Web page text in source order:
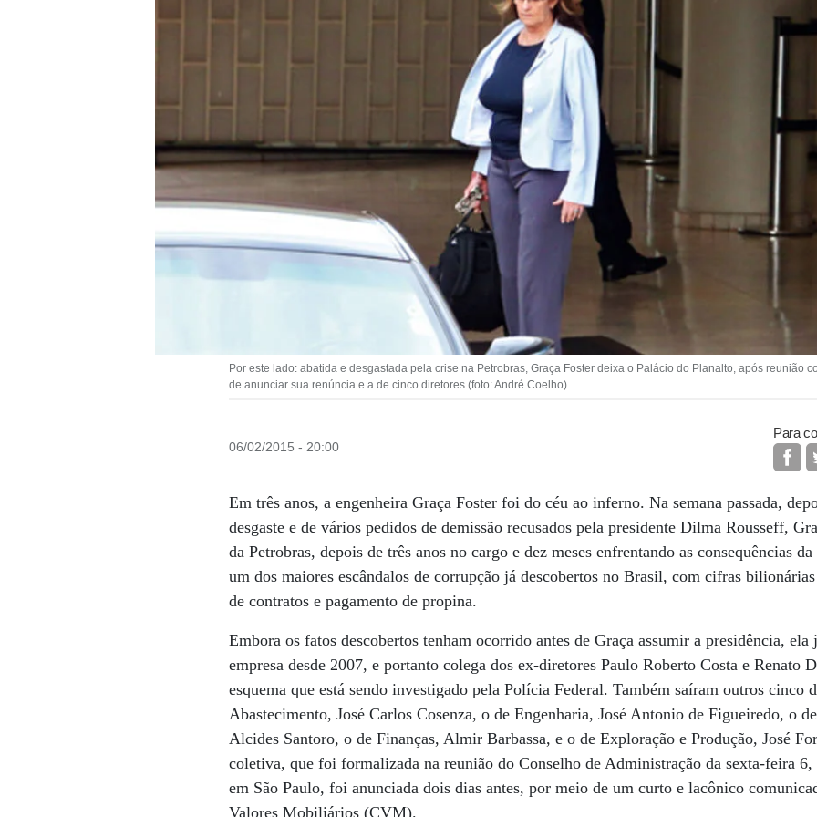
Por este lado: abatida e desgastada pela crise na Petrobras, Graça Foster deixa o Palácio do Planalto, após reunião
de anunciar sua renúncia e a de cinco diretores (foto: André Coelho)
06/02/2015 - 20:00
Para
Em três anos, a engenheira Graça Foster foi do céu ao inferno. Na semana passada,
desgaste e de vários pedidos de demissão recusados pela presidente Dilma Rousseff,
da Petrobras, depois de três anos no cargo e dez meses enfrentando as consequências
um dos maiores escândalos de corrupção já descobertos no Brasil, com cifras
de contratos e pagamento de propina.
Embora os fatos descobertos tenham ocorrido antes de Graça assumir a presidência, ela
empresa desde 2007, e portanto colega dos ex-diretores Paulo Roberto Costa e Renato
esquema que está sendo investigado pela Polícia Federal. Também saíram outros cinco
Abastecimento, José Carlos Cosenza, o de Engenharia, José Antonio de Figueiredo, o
Alcides Santoro, o de Finanças, Almir Barbassa, e o de Exploração e Produção, José
coletiva, que foi formalizada na reunião do Conselho de Administração da sexta-feira 6,
em São Paulo, foi anunciada dois dias antes, por meio de um curto e lacônico
Valores Mobiliários (CVM).